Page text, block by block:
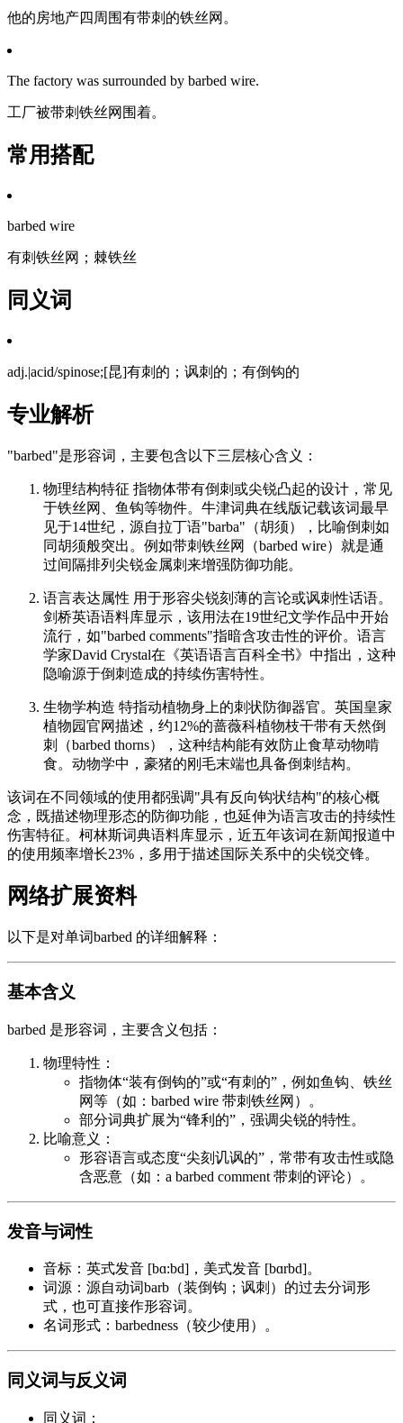
他的房地产四周围有带刺的铁丝网。
The factory was surrounded by barbed wire.
工厂被带刺铁丝网围着。
常用搭配
barbed wire
有刺铁丝网；棘铁丝
同义词
adj.|acid/spinose;[昆]有刺的；讽刺的；有倒钩的
专业解析
"barbed"是形容词，主要包含以下三层核心含义：
物理结构特征 指物体带有倒刺或尖锐凸起的设计，常见
于铁丝网、鱼钩等物件。牛津词典在线版记载该词最早
见于14世纪，源自拉丁语"barba"（胡须），比喻倒刺如
同胡须般突出。例如带刺铁丝网（barbed wire）就是通
过间隔排列尖锐金属刺来增强防御功能。
语言表达属性 用于形容尖锐刻薄的言论或讽刺性话语。
剑桥英语语料库显示，该用法在19世纪文学作品中开始
流行，如"barbed comments"指暗含攻击性的评价。语言
学家David Crystal在《英语语言百科全书》中指出，这种
隐喻源于倒刺造成的持续伤害特性。
生物学构造 特指动植物身上的刺状防御器官。英国皇家
植物园官网描述，约12%的蔷薇科植物枝干带有天然倒
刺（barbed thorns），这种结构能有效防止食草动物啃
食。动物学中，豪猪的刚毛末端也具备倒刺结构。
该词在不同领域的使用都强调"具有反向钩状结构"的核心概
念，既描述物理形态的防御功能，也延伸为语言攻击的持续性
伤害特征。柯林斯词典语料库显示，近五年该词在新闻报道中
的使用频率增长23%，多用于描述国际关系中的尖锐交锋。
网络扩展资料
以下是对单词barbed 的详细解释：
基本含义
barbed 是形容词，主要含义包括：
物理特性：
指物体“装有倒钩的”或“有刺的”，例如鱼钩、铁丝
网等（如：barbed wire 带刺铁丝网）。
部分词典扩展为“锋利的”，强调尖锐的特性。
比喻意义：
形容语言或态度“尖刻讥讽的”，常带有攻击性或隐
含恶意（如：a barbed comment 带刺的评论）。
发音与词性
音标：英式发音 [bɑ:bd]，美式发音 [bɑrbd]。
词源：源自动词barb（装倒钩；讽刺）的过去分词形
式，也可直接作形容词。
名词形式：barbedness（较少使用）。
同义词与反义词
同义词：